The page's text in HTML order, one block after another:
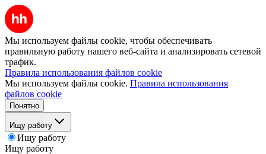
Мы используем файлы cookie, чтобы обеспечивать
правильную работу нашего веб-сайта и анализировать сетевой
трафик.
Правила использования файлов cookie
Мы используем файлы cookie. Правила использования
файлов cookie
Понятно
Ищу работу
Ищу работу
Ищу работу